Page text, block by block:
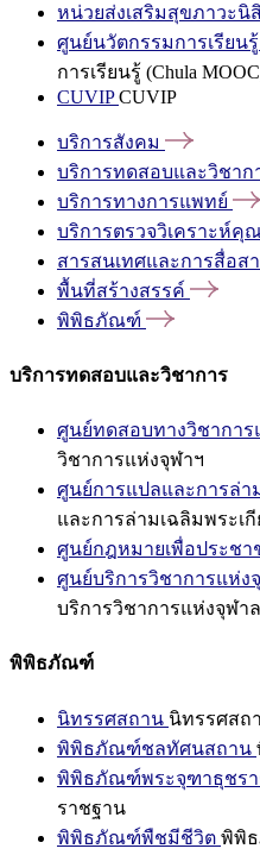
หน่วยส่งเสริมสุขภาวะนิ
ศูนย์นวัตกรรมการเรียนรู้
การเรียนรู้ (Chula
CUVIPCUVIP
บริการสังคม
บริการทดสอบและวิชาก
บริการทางการแพทย์
บริการตรวจวิเคราะห์คุ
สารสนเทศและการสื่อส
พื้นที่สร้างสรรค์
พิพิธภัณฑ์
บริการทดสอบและวิชาการ
ศูนย์ทดสอบทางวิชาการ
วิชาการแห่งจุฬาฯ
ศูนย์การแปลและการล่า
และการล่ามเฉลิมพระเ
ศูนย์กฎหมายเพื่อประชา
ศูนย์บริการวิชาการแห่
บริการวิชาการแห่งจุฬา
พิพิธภัณฑ์
นิทรรศสถาน นิทรรศสถ
พิพิธภัณฑ์ชลทัศนสถาน
พิพิธภัณฑ์พระจุฑาธุชร
ราชฐาน
พิพิธภัณฑ์พืชมีชีวิต พิพิ